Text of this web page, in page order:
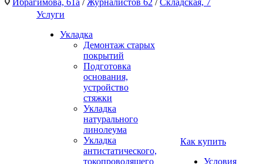
Услуги
Укладка
Демонтаж старых
покрытий
Подготовка
основания,
устройство
стяжки
Укладка
натурального
линолеума
Укладка
антистатического,
токопроводящего
Как купить
Условия